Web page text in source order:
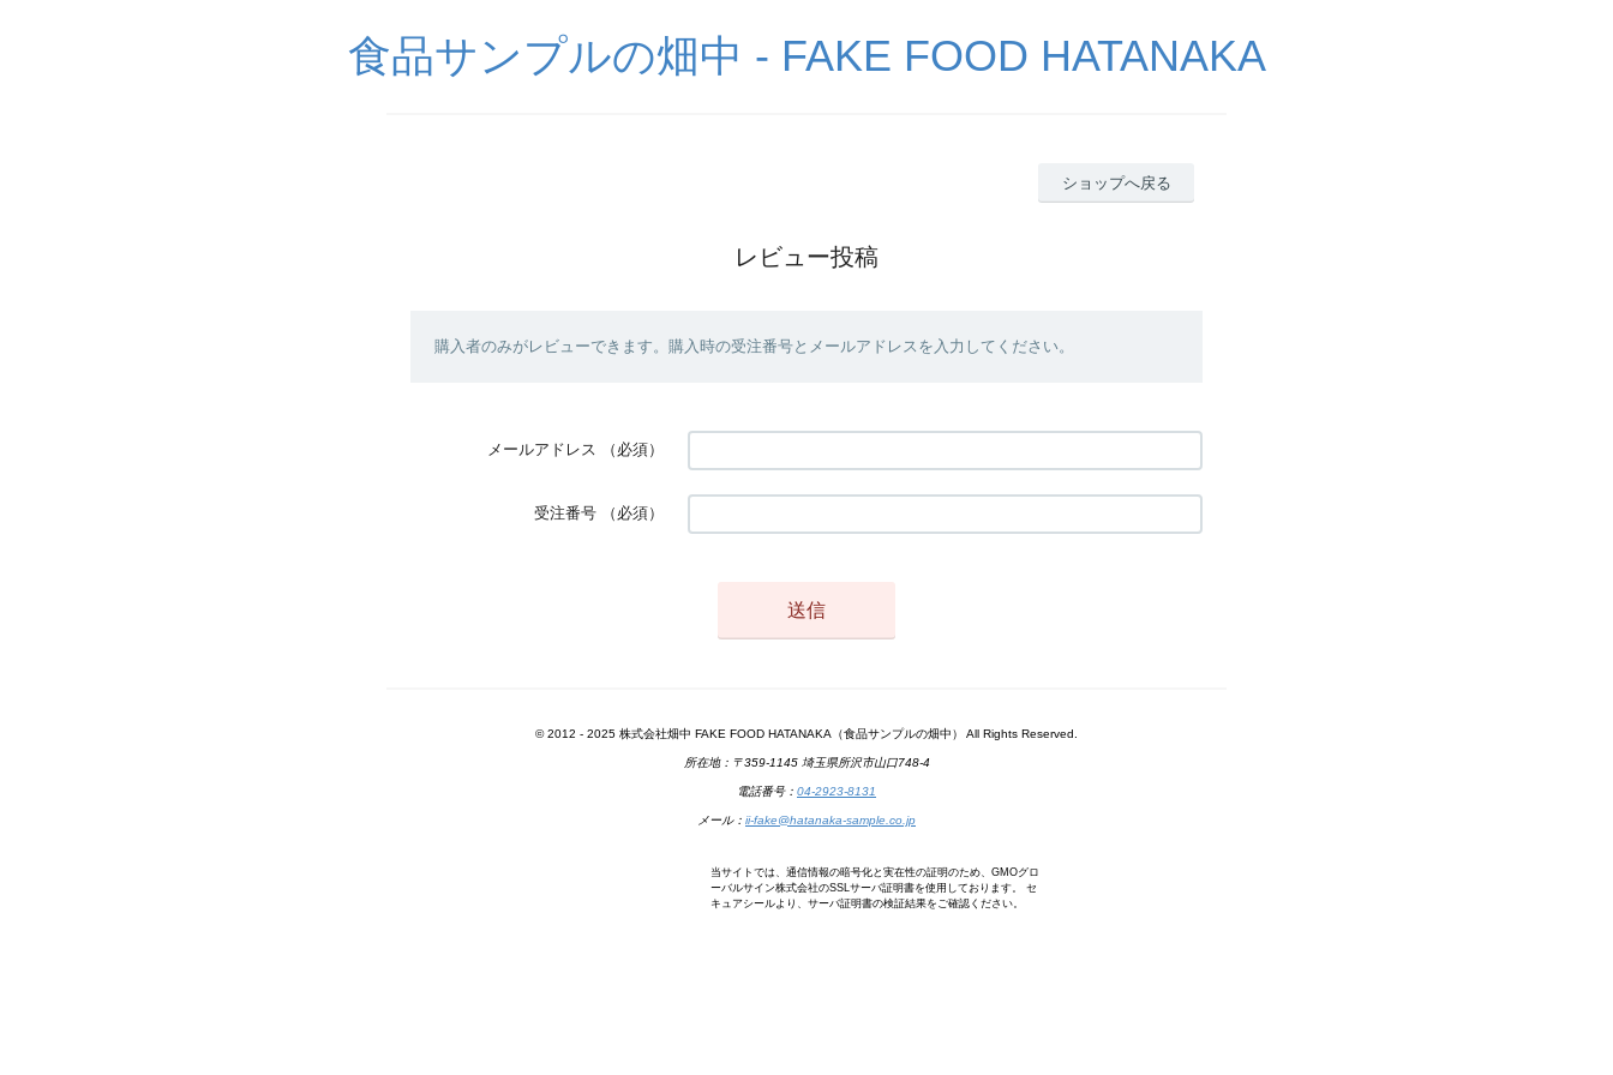
食品サンプルの畑中 - FAKE FOOD HATANAKA
ショップへ戻る
レビュー投稿
購入者のみがレビューできます。購入時の受注番号とメールアドレスを入力してください。
メールアドレス （必須）
受注番号 （必須）
© 2012 - 2025 株式会社畑中 FAKE FOOD HATANAKA（食品サンプルの畑中） All Rights Reserved.
所在地：〒359-1145 埼玉県所沢市山口748-4
電話番号： 04-2923-8131
メール： ii-fake@hatanaka-sample.co.jp
当サイトでは、通信情報の暗号化と実在性の証明のため、GMOグロ
ーバルサイン株式会社のSSLサーバ証明書を使用しております。 セ
キュアシールより、サーバ証明書の検証結果をご確認ください。